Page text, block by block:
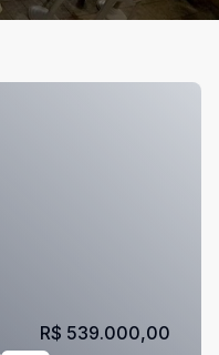
R$ 539.000,00